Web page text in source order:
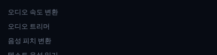
오디오 속도 변환
오디오 트리머
음성 피치 변환